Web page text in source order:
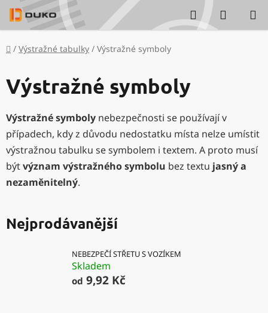
Přejít
na
obsah
Hledat
KOŠÍK
Domů
/ Výstražné tabulky / Výstražné symboly
Výstražné symboly
Výstražné symboly nebezpečnosti se používají v
případech, kdy z důvodu nedostatku místa nelze umístit
výstražnou tabulku se symbolem i textem. A proto musí
býtvýznam výstražného symbolu bez textu jasný a
nezaměnitelný.
Nejprodávanější
NEBEZPEČÍ STŘETU S VOZÍKEM
Skladem
od 9,92 Kč